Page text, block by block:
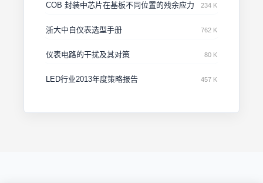
COB 封装中芯片在基板不同位置的残余应力 234 K
浙大中自仪表选型手册 762 K
仪表电路的干扰及其对策 80 K
LED行业2013年度策略报告 457 K